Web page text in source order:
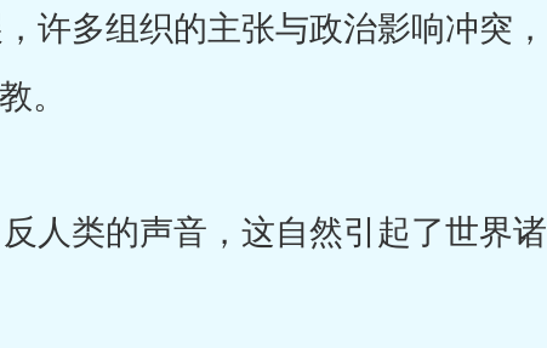
许多组织的主张与政治影响冲突，
。
人类的声音，这自然引起了世界诸